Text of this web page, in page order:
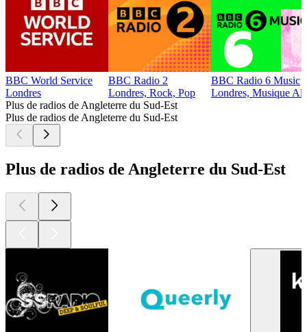
BBC World Service
Londres
BBC Radio 2
Londres, Rock, Pop
BBC Radio 6 Music
Londres, Musique
Plus de radios de Angleterre du Sud-Est
Plus de radios de Angleterre du Sud-Est
Plus de radios de Angleterre du Sud-Est